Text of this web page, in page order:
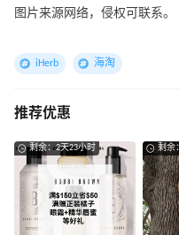
图片来源网络，侵权可联系。
iHerb 海淘
推荐优惠
剩余：2天23小时 剩余